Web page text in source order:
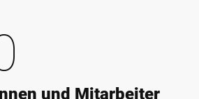
und Mitarbeiter